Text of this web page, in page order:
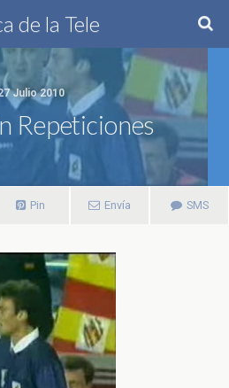
de la Tele
Julio 2010
Repeticiones
Pin Envía SMS